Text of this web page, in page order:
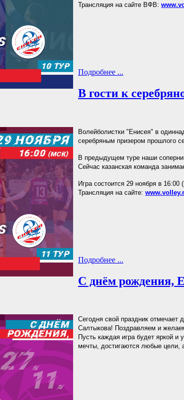
Трансляция на сайте ВФВ:
Подробнее ...
В гости к
Волейболистки "Енисея" в
серебряным призером прошлого
В предыдущем туре наши
Сейчас казанская команда
Игра состоится 29 ноября в 16:00
Трансляция на сайте:
Подробнее ...
С днём рождения,
Сегодня свой праздник отмечает
Салтыкова! Поздравляем и желаем
Пусть каждая игра будет яркой
мечты, достигаются любые цели,